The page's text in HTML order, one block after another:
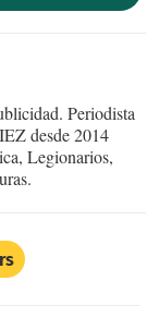
Periodista
desde 2014
Legionarios,